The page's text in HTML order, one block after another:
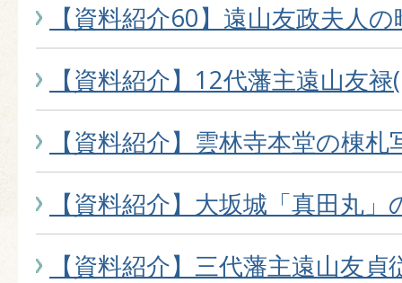
【資料紹介60】遠山友政夫人
【資料紹介】12代藩主遠山友
【資料紹介】雲林寺本堂の棟札
【資料紹介】大坂城「真田丸」
【資料紹介】三代藩主遠山友